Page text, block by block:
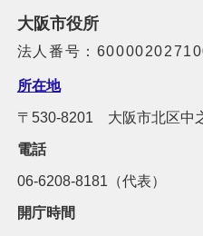
大阪市役所
法人番号：
所在地
〒530-8201 大阪市北区中
電話
06-6208-8181（代表）
開庁時間